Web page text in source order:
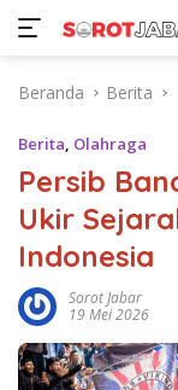
Beranda Berita
Berita, Olahraga
Persib
Ukir
Indonesia
Sorot Jabar
19 Mei 2026